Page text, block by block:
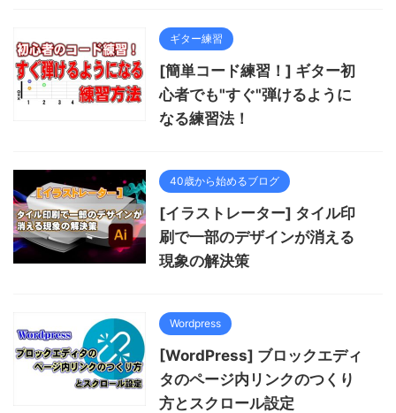
ギター練習
[簡単コード練習！] ギター初
心者でも"すぐ"弾けるように
なる練習法！
40歳から始めるブログ
[イラストレーター] タイル印
刷で一部のデザインが消える
現象の解決策
Wordpress
[WordPress] ブロックエディ
タのページ内リンクのつくり
方とスクロール設定